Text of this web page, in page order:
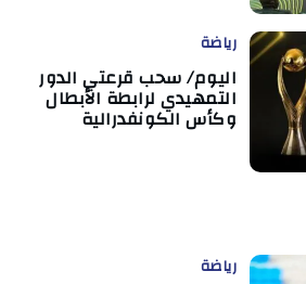
رياضة
اليوم/ سحب قرعتي الدور
التمهيدي لرابطة الأبطال
وكأس الكونفدرالية
رياضة